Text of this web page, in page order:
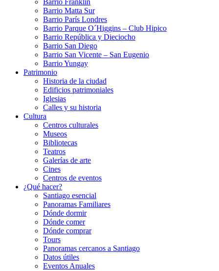
Barrio Franklin
Barrio Matta Sur
Barrio Parí­s Londres
Barrio Parque O´Higgins – Club Hipico
Barrio República y Dieciocho
Barrio San Diego
Barrio San Vicente – San Eugenio
Barrio Yungay
Patrimonio
Historia de la ciudad
Edificios patrimoniales
Iglesias
Calles y su historia
Cultura
Centros culturales
Museos
Bibliotecas
Teatros
Galerí­as de arte
Cines
Centros de eventos
¿Qué hacer?
Santiago esencial
Panoramas Familiares
Dónde dormir
Dónde comer
Dónde comprar
Tours
Panoramas cercanos a Santiago
Datos útiles
Eventos Anuales